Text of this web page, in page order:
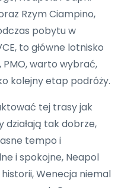
Rzym Ciampino,
pobytu w
to główne lotnisko
warto wybrać,
kolejny etap podróży.
tej trasy jak
działają tak dobrze,
tempo i
i spokojne, Neapol
Wenecja niemal